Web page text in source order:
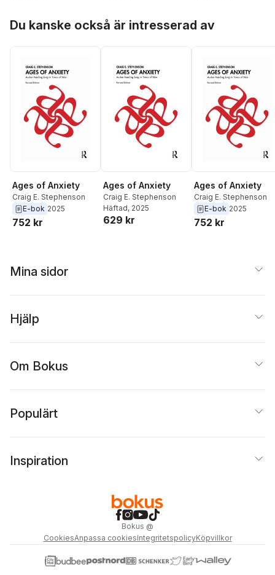
Du kanske också är intresserad av
Ages of Anxiety
Craig E. Stephenson
E-bok 2025
752 kr
Ages of Anxiety
Craig E. Stephenson
Häftad, 2025
629 kr
Ages of Anxiety
Craig E. Stephenson
E-bok 2025
752 kr
Mina sidor
Hjälp
Om Bokus
Populärt
Inspiration
Bokus @
CookiesAnpassa cookiesIntegritetspolicyKöpvillkor